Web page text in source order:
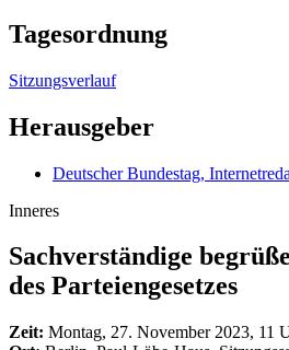
Tagesordnung
Sitzungsverlauf
Herausgeber
Deutscher Bundestag,
Inneres
Sachverständige
des Parteiengesetzes
Zeit: Montag, 27. November 2023, 11